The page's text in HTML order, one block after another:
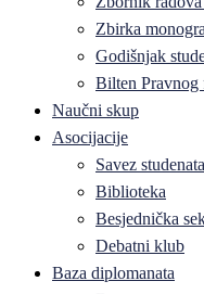
Zbirka
Godišnjak
Bilten Pravnog
Naučni skup
Asocijacije
Savez
Biblioteka
Besjednička
Debatni klub
Baza diplomanata